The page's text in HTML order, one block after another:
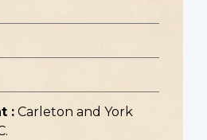
: Carleton and York